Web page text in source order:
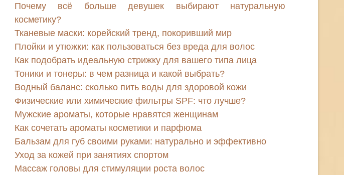
Почему всё больше девушек выбирают натуральную
косметику?
Тканевые маски: корейский тренд, покоривший мир
Плойки и утюжки: как пользоваться без вреда для волос
Как подобрать идеальную стрижку для вашего типа лица
Тоники и тонеры: в чем разница и какой выбрать?
Водный баланс: сколько пить воды для здоровой кожи
Физические или химические фильтры SPF: что лучше?
Мужские ароматы, которые нравятся женщинам
Как сочетать ароматы косметики и парфюма
Бальзам для губ своими руками: натурально и эффективно
Уход за кожей при занятиях спортом
Массаж головы для стимуляции роста волос